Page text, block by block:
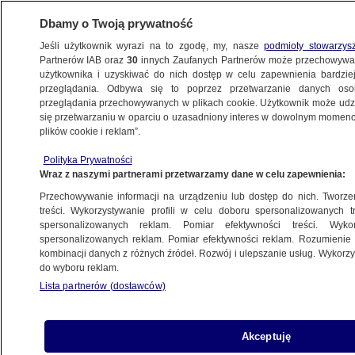
"FAKTY PO FAKTACH"
bardzo poważnych kłopotów
30.06.2022, 20:21
Udostępnij
Dbamy o Twoją prywatność
Jeśli użytkownik wyrazi na to zgodę, my, naszepodmioty
Partnerów IAB oraz30 innych Zaufanych Partnerów może
użytkownika i uzyskiwać do nich dostęp w celu zapewnienia
przeglądania. Odbywa się to poprzez przetwarzanie danych
przeglądania przechowywanych w plikach cookie. Użytkownik może
się przetwarzaniu w oparciu o uzasadniony interes w dowolnym
plików cookie i reklam”.
Polityka Prywatności
Wraz z naszymi partnerami przetwarzamy dane w celu zapewnienia:
Przechowywanie informacji na urządzeniu lub dostęp do nich.
treści. Wykorzystywanie profili w celu doboru spersonalizowanych
spersonalizowanych reklam. Pomiar efektywności treści.
spersonalizowanych reklam. Pomiar efektywności reklam.
kombinacji danych z różnych źródeł. Rozwój i ulepszanie usług.
do wyboru reklam.
Lista partnerów (dostawców)
Akceptuję